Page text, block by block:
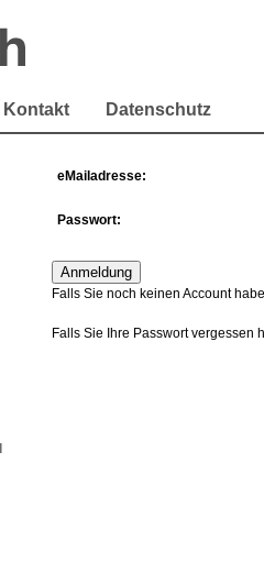
Kontakt Datenschutz
eMailadresse:
Passwort:
Falls Sie noch keinen Account
Falls Sie Ihre Passwort vergessen